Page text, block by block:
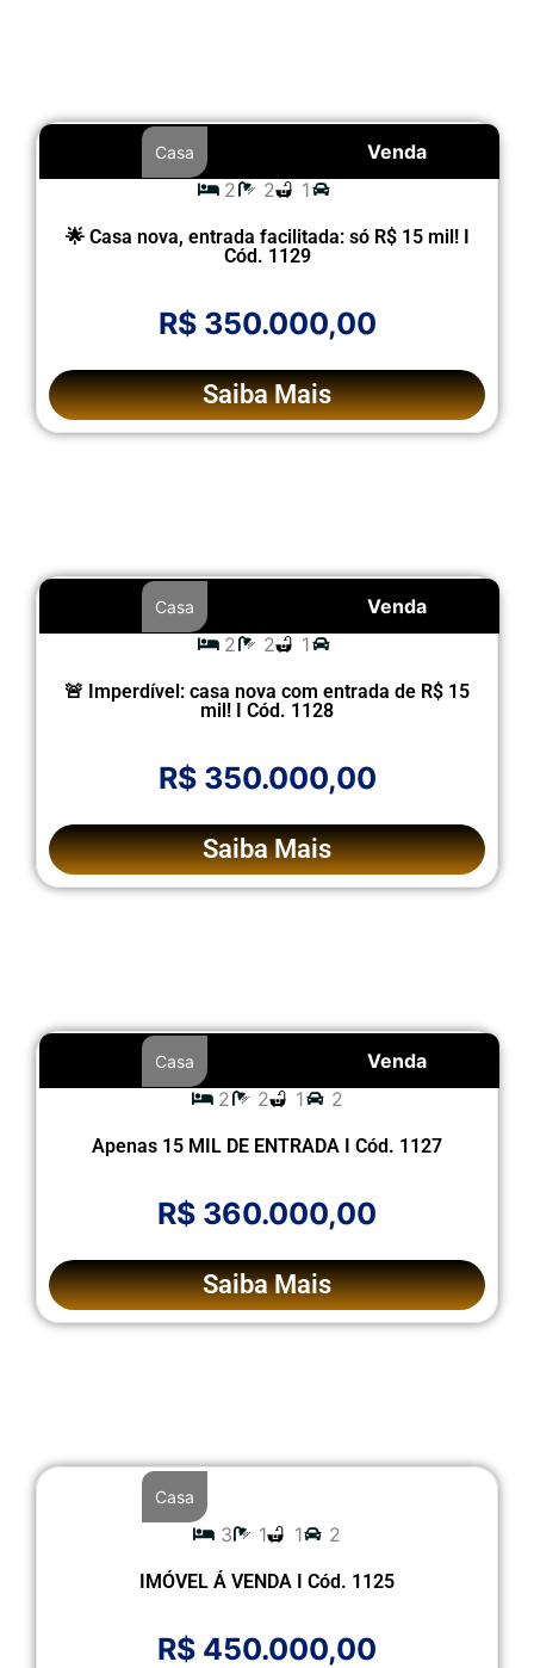
Venda
Casa
2 2 1
🌟 Casa nova, entrada facilitada: só R$ 15 mil! I
Cód. 1129
R$ 350.000,00
Saiba Mais
Venda
Casa
2 2 1
🚨 Imperdível: casa nova com entrada de R$ 15
mil! I Cód. 1128
R$ 350.000,00
Saiba Mais
Venda
Casa
2 2 1 2
Apenas 15 MIL DE ENTRADA I Cód. 1127
R$ 360.000,00
Saiba Mais
Casa
3 1 1 2
IMÓVEL Á VENDA I Cód. 1125
R$ 450.000,00